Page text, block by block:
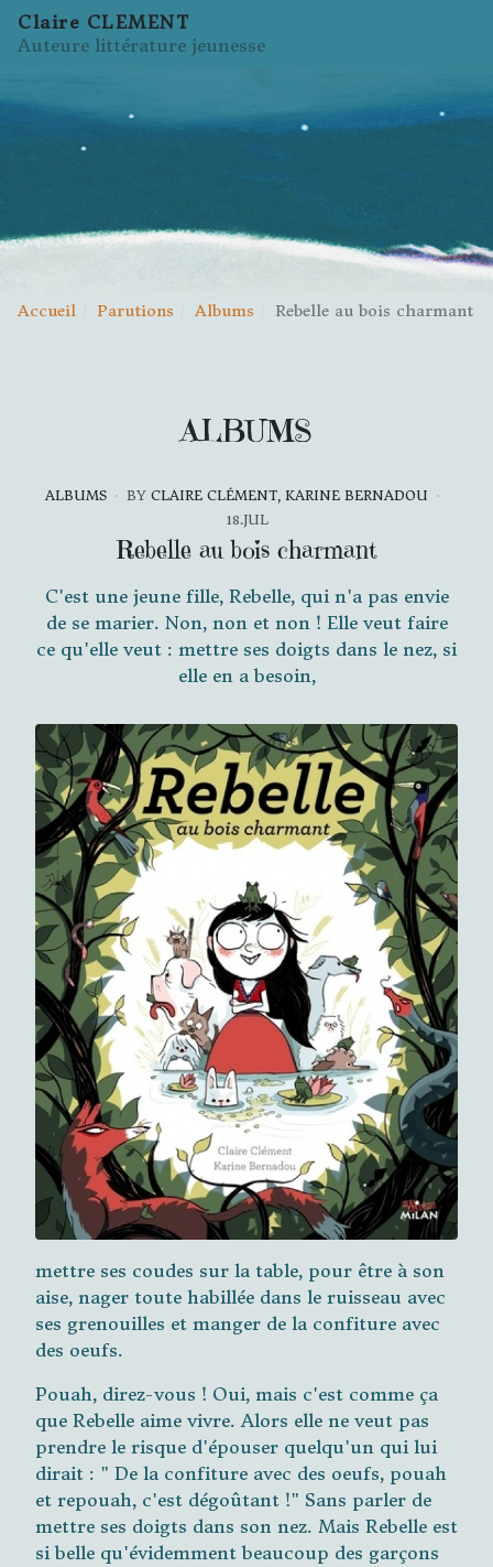
Claire CLEMENT
Auteure littérature jeunesse
Accueil Parutions Albums Rebelle au bois charmant
ALBUMS
ALBUMS BY CLAIRE CLÉMENT, KARINE BERNADOU
18.JUL
Rebelle au bois charmant
C'est une jeune fille, Rebelle, qui n'a pas envie
de se marier. Non, non et non ! Elle veut faire
ce qu'elle veut : mettre ses doigts dans le nez, si
elle en a besoin,
mettre ses coudes sur la table, pour être à son
aise, nager toute habillée dans le ruisseau avec
ses grenouilles et manger de la confiture avec
des oeufs.
Pouah, direz-vous ! Oui, mais c'est comme ça
que Rebelle aime vivre. Alors elle ne veut pas
prendre le risque d'épouser quelqu'un qui lui
dirait : " De la confiture avec des oeufs, pouah
et repouah, c'est dégoûtant !" Sans parler de
mettre ses doigts dans son nez. Mais Rebelle est
si belle qu'évidemment beaucoup des garçons